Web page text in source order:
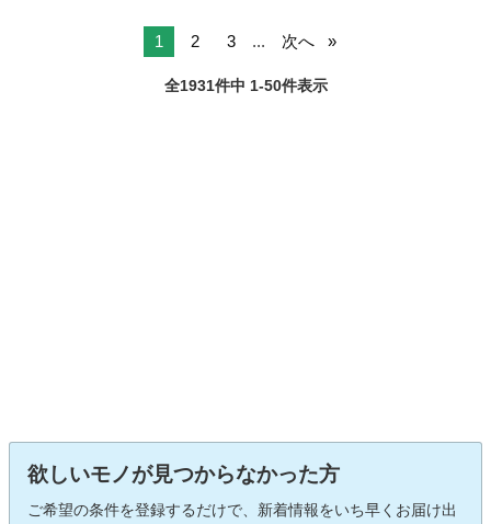
1 2 3 ... 次へ
全1931件中 1-50件表示
欲しいモノが見つからなかった方
ご希望の条件を登録するだけで、新着情報をいち早くお届け出